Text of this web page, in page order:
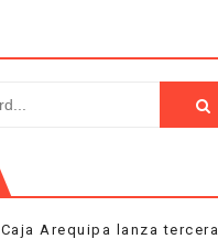
Caja Arequipa lanza tercera